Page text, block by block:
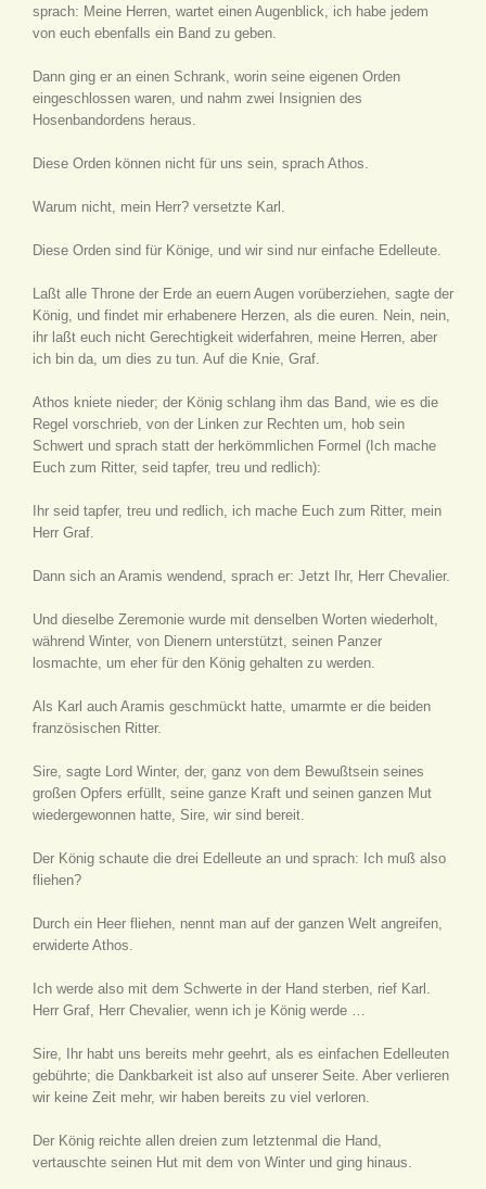
sprach: Meine Herren, wartet einen Augenblick, ich habe jedem
von euch ebenfalls ein Band zu geben.
Dann ging er an einen Schrank, worin seine eigenen Orden
eingeschlossen waren, und nahm zwei Insignien des
Hosenbandordens heraus.
Diese Orden können nicht für uns sein, sprach Athos.
Warum nicht, mein Herr? versetzte Karl.
Diese Orden sind für Könige, und wir sind nur einfache Edelleute.
Laßt alle Throne der Erde an euern Augen vorüberziehen, sagte der
König, und findet mir erhabenere Herzen, als die euren. Nein, nein,
ihr laßt euch nicht Gerechtigkeit widerfahren, meine Herren, aber
ich bin da, um dies zu tun. Auf die Knie, Graf.
Athos kniete nieder; der König schlang ihm das Band, wie es die
Regel vorschrieb, von der Linken zur Rechten um, hob sein
Schwert und sprach statt der herkömmlichen Formel (Ich mache
Euch zum Ritter, seid tapfer, treu und redlich):
Ihr seid tapfer, treu und redlich, ich mache Euch zum Ritter, mein
Herr Graf.
Dann sich an Aramis wendend, sprach er: Jetzt Ihr, Herr Chevalier.
Und dieselbe Zeremonie wurde mit denselben Worten wiederholt,
während Winter, von Dienern unterstützt, seinen Panzer
losmachte, um eher für den König gehalten zu werden.
Als Karl auch Aramis geschmückt hatte, umarmte er die beiden
französischen Ritter.
Sire, sagte Lord Winter, der, ganz von dem Bewußtsein seines
großen Opfers erfüllt, seine ganze Kraft und seinen ganzen Mut
wiedergewonnen hatte, Sire, wir sind bereit.
Der König schaute die drei Edelleute an und sprach: Ich muß also
fliehen?
Durch ein Heer fliehen, nennt man auf der ganzen Welt angreifen,
erwiderte Athos.
Ich werde also mit dem Schwerte in der Hand sterben, rief Karl.
Herr Graf, Herr Chevalier, wenn ich je König werde …
Sire, Ihr habt uns bereits mehr geehrt, als es einfachen Edelleuten
gebührte; die Dankbarkeit ist also auf unserer Seite. Aber verlieren
wir keine Zeit mehr, wir haben bereits zu viel verloren.
Der König reichte allen dreien zum letztenmal die Hand,
vertauschte seinen Hut mit dem von Winter und ging hinaus.